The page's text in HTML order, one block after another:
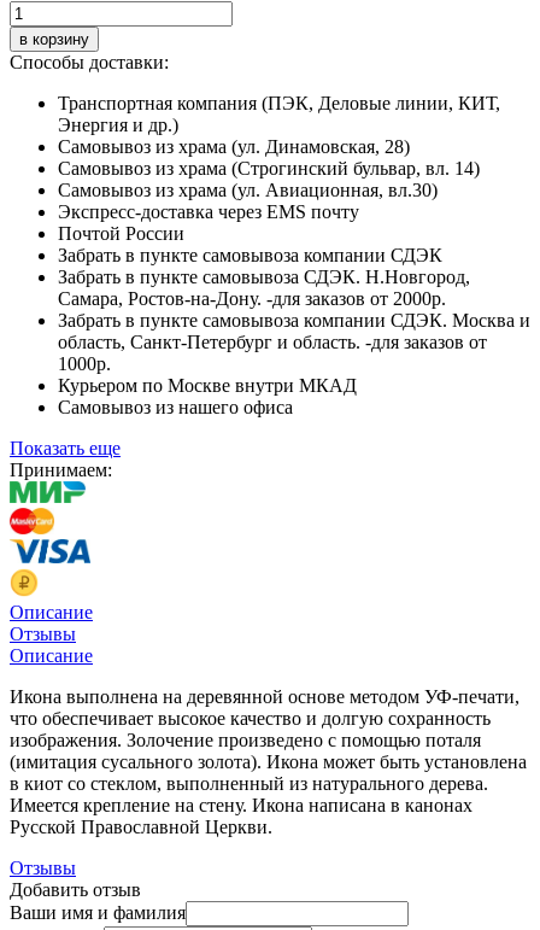
в корзину
Способы доставки:
Транспортная компания (ПЭК, Деловые линии, КИТ,
Энергия и др.)
Самовывоз из храма (ул. Динамовская, 28)
Самовывоз из храма (Строгинский бульвар, вл. 14)
Самовывоз из храма (ул. Авиационная, вл.30)
Экспресс-доставка через EMS почту
Почтой России
Забрать в пункте самовывоза компании СДЭК
Забрать в пункте самовывоза СДЭК. Н.Новгород,
Самара, Ростов-на-Дону. -для заказов от 2000р.
Забрать в пункте самовывоза компании СДЭК. Москва и
область, Санкт-Петербург и область. -для заказов от
1000р.
Курьером по Москве внутри МКАД
Самовывоз из нашего офиса
Показать еще
Принимаем:
Описание
Отзывы
Описание
Икона выполнена на деревянной основе методом УФ-печати,
что обеспечивает высокое качество и долгую сохранность
изображения. Золочение произведено с помощью поталя
(имитация сусального золота). Икона может быть установлена
в киот со стеклом, выполненный из натурального дерева.
Имеется крепление на стену. Икона написана в канонах
Русской Православной Церкви.
Отзывы
Добавить отзыв
Ваши имя и фамилия